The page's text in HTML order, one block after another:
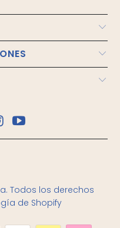
. Todos los derechos
de Shopify